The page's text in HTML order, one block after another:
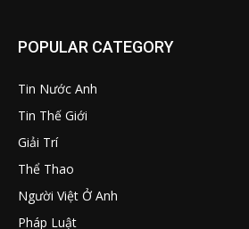
POPULAR CATEGORY
Tin Nước Anh
Tin Thế Giới
Giải Trí
Thể Thao
Người Việt Ở Anh
Pháp Luật